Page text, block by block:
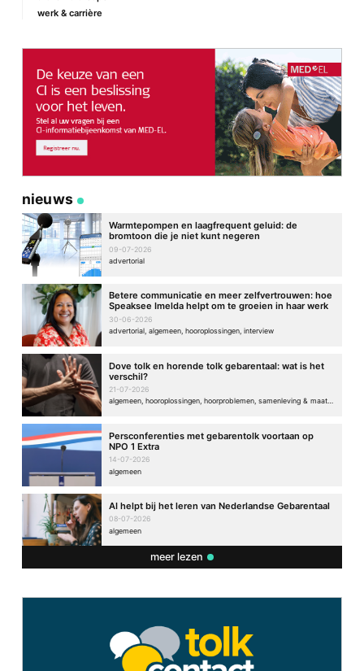
werk & carrière
nieuws
Warmtepompen en laagfrequent geluid: de
bromtoon die je niet kunt negeren
09-07-2026
advertorial
Betere communicatie en meer zelfvertrouwen: hoe
Speaksee Imelda helpt om te groeien in haar werk
30-06-2026
advertorial, algemeen, hooroplossingen, interview
Dove tolk en horende tolk gebarentaal: wat is het
verschil?
21-07-2026
algemeen, hooroplossingen, hoorproblemen, samenleving & maatschappij
Persconferenties met gebarentolk voortaan op
NPO 1 Extra
14-07-2026
algemeen
AI helpt bij het leren van Nederlandse Gebarentaal
08-07-2026
algemeen
meer lezen